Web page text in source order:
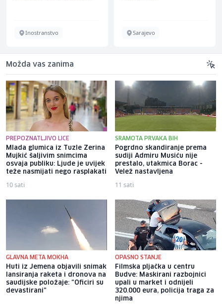
Inostranstvo Sarajevo
Možda vas zanima
PREPOZNATLJIVO LICE
Mlada glumica iz Tuzle Zerina
Mujkić šaljivim snimcima
osvaja publiku: Ljude je uvijek
teže nasmijati nego rasplakati
10 sati
SRAMOTA PRVAKA BIH
Pogrdno skandiranje prema
sudiji Admiru Musiću nije
prestalo, utakmica Borac -
Velež nastavljena
11 sati
GLAVNA META MOKHA
Huti iz Jemena objavili snimak
lansiranja raketa i dronova na
saudijske položaje: "Oficiri su
devastirani"
OPASNO STANJE
Filmska pljačka u centru
Budve: Maskirani razbojnici
upali u market i odnijeli
320.000 eura, policija traga za
njima